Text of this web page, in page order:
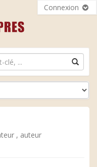
Connexion
, auteur